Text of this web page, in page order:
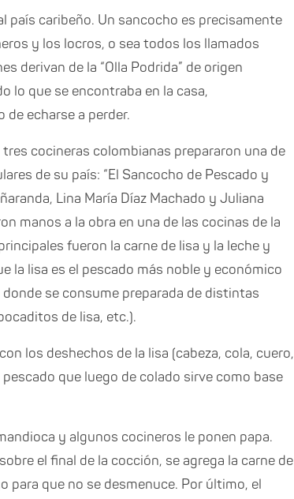
país caribeño. Un sancocho es precisamente
y los locros, o sea todos los llamados
derivan de la “Olla Podrida” de origen
lo que se encontraba en la casa,
echarse a perder.
tres cocineras colombianas prepararon una de
de su país: “El Sancocho de Pescado y
Lina María Díaz Machado y Juliana
manos a la obra en una de las cocinas de la
fueron la carne de lisa y la leche y
la lisa es el pescado más noble y económico
se consume preparada de distintas
de lisa, etc.).
los deshechos de la lisa (cabeza, cola, cuero,
que luego de colado sirve como base
y algunos cocineros le ponen papa.
el final de la cocción, se agrega la carne de
para que no se desmenuce. Por último, el